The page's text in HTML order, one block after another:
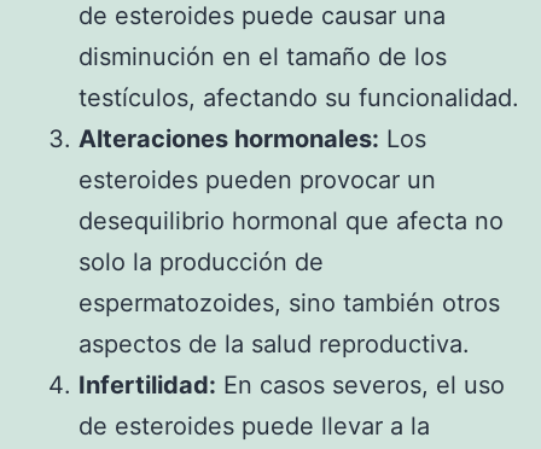
de esteroides puede causar una
disminución en el tamaño de los
testículos, afectando su funcionalidad.
Alteraciones hormonales: Los
esteroides pueden provocar un
desequilibrio hormonal que afecta no
solo la producción de
espermatozoides, sino también otros
aspectos de la salud reproductiva.
Infertilidad: En casos severos, el uso
de esteroides puede llevar a la